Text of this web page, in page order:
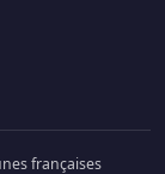
françaises